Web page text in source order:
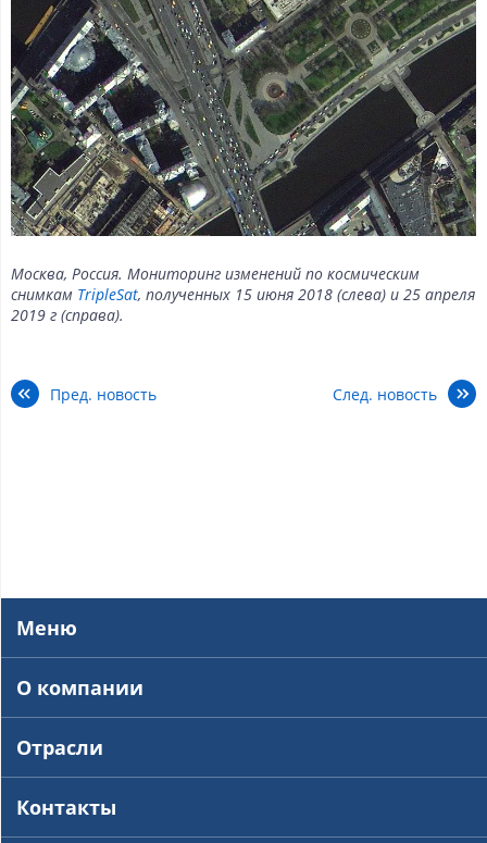
Москва, Россия. Мониторинг изменений по космическим
снимкам TripleSat, полученных 15 июня 2018 (слева) и 25 апреля
2019 г (справа).
Пред. новость След. новость
Меню
О компании
Отрасли
Контакты